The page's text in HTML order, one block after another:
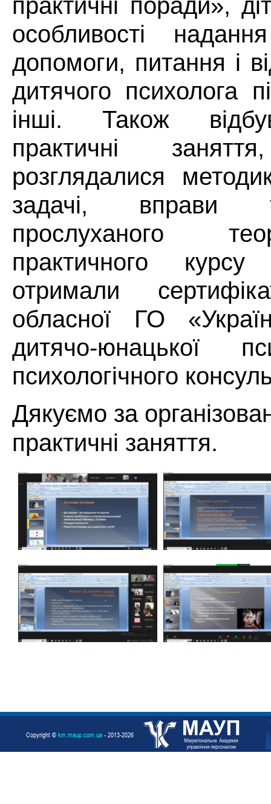
особливості
допомоги, питання і
дитячого психолога
інші. Також
практичні
розглядалися
задачі, вправи
прослуханого
практичного
отримали
обласної ГО
дитячо-юнацької
психологічного
Дякуємо за
практичні заняття.
Copyright © km.maup.com.ua - 2013-2026